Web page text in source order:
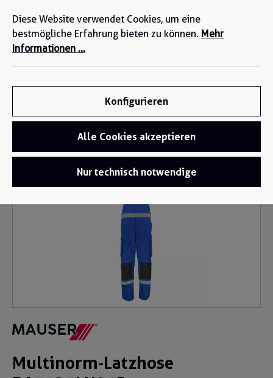
springen
Funktionsbekleidung / Multinorm Arbeitskleidung
Bildergalerie überspringen
Multinorm-Latzhose
Diese Website verwendet Cookies, um eine
bestmögliche Erfahrung bieten zu können. Mehr
Informationen ...
Konfigurieren
Alle Cookies akzeptieren
Nur technisch notwendige